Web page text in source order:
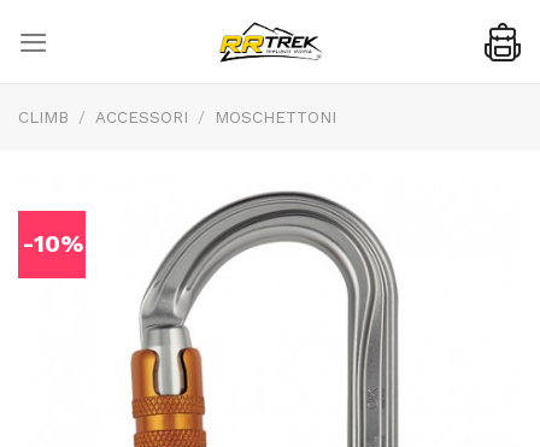
content
CLIMB / ACCESSORI / MOSCHETTONI
-10%